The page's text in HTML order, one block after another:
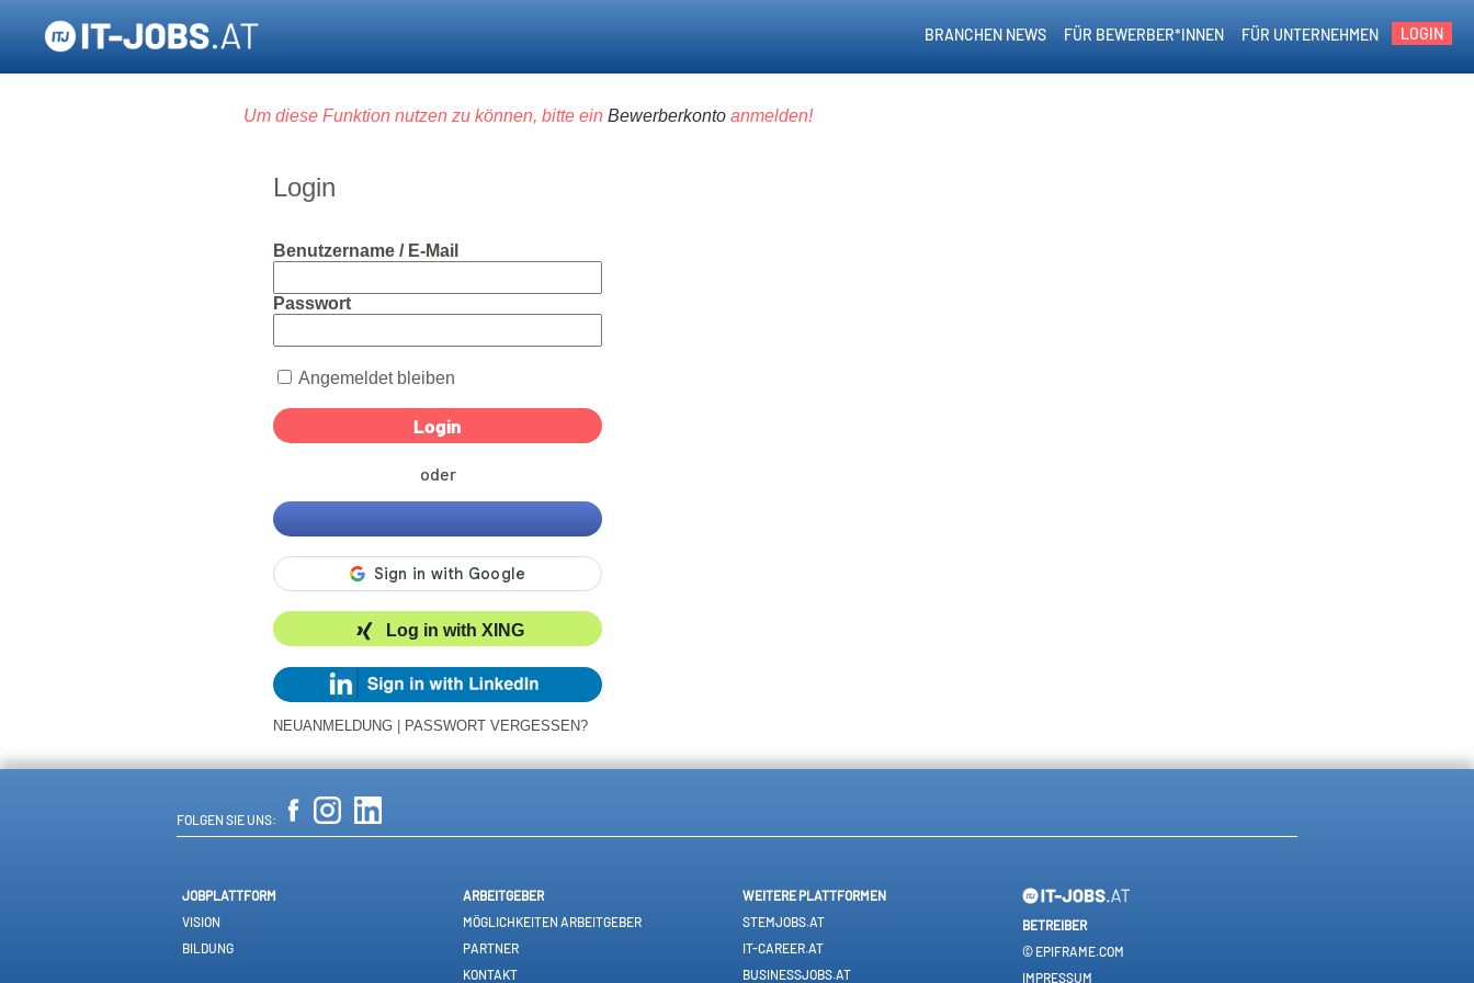
LOGIN
FÜR UNTERNEHMEN
FÜR BEWERBER*INNEN
BRANCHEN NEWS
Um diese Funktion nutzen zu können, bitte ein Bewerberkonto anmelden!
Login
Benutzername / E-Mail
Passwort
Angemeldet bleiben
oder
Log in with XING
NEUANMELDUNG PASSWORT VERGESSEN?
FOLGEN SIE UNS:
JOBPLATTFORM
VISION
BILDUNG
ARBEITGEBER
MÖGLICHKEITEN ARBEITGEBER
PARTNER
KONTAKT
WEITERE PLATTFORMEN
STEMJOBS.AT
IT-CAREER.AT
BUSINESSJOBS.AT
BETREIBER
© EPIFRAME.COM
IMPRESSUM